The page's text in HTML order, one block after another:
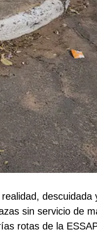
descuidada
sin servicio de
rotas de la